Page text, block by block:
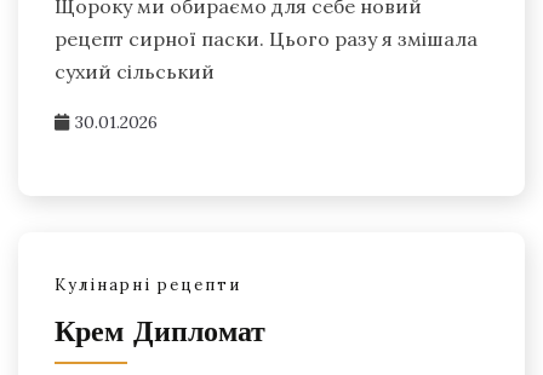
Щороку ми обираємо для себе новий
рецепт сирної паски. Цього разу я змішала
сухий сільський
30.01.2026
Кулінарні рецепти
Крем Дипломат